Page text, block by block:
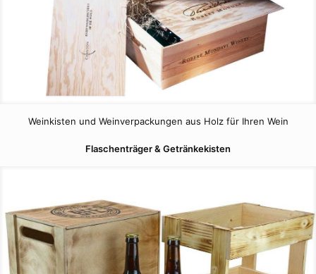
Weinkisten und Weinverpackungen aus Holz für Ihren Wein
Flaschenträger & Getränkekisten